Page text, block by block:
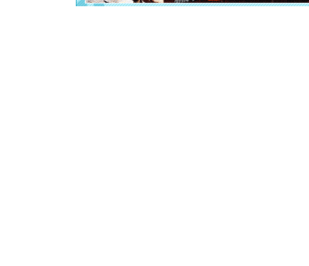
卖了。水